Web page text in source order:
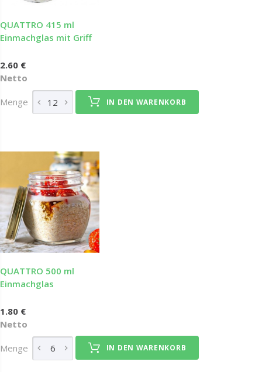
QUATTRO 415 ml
Einmachglas mit Griff
2.60 €
Netto
Menge IN DEN WARENKORB
QUATTRO 500 ml
Einmachglas
1.80 €
Netto
Menge IN DEN WARENKORB